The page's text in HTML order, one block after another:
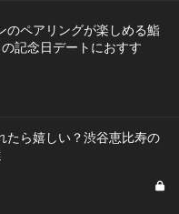
のペアリングが楽しめる鮨
記念日デートにおすす
たら嬉しい？渋谷恵比寿の